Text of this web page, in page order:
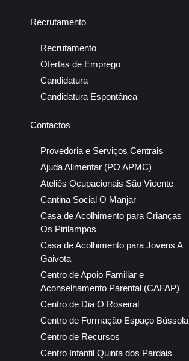
Recrutamento
Recrutamento
Ofertas de Emprego
Candidatura
Candidatura Espontânea
Contactos
Provedoria e Serviços Centrais
Ajuda Alimentar (PO APMC)
Ateliês Ocupacionais São Vicente
Cantina Social O Manjar
Casa de Acolhimento para Crianças
Os Pirilampos
Casa de Acolhimento para Jovens A
Gaivota
Centro de Apoio Familiar e
Aconselhamento Parental (CAFAP)
Centro de Dia O Roseiral
Centro de Formação Espaço Bússola
Centro de Recursos
Centro Infantil Quinta dos Pardais